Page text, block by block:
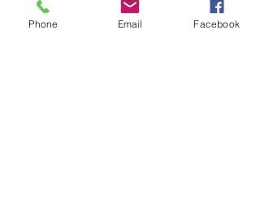
電気用品取締法に準拠した
Phone Email Facebook